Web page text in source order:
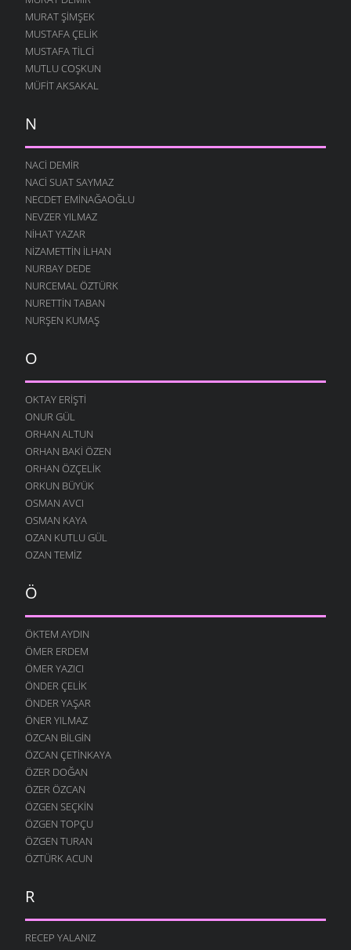
MURAT ŞIMŞEK
MUSTAFA ÇELIK
MUSTAFA TILCI
MUTLU COŞKUN
MÜFIT AKSAKAL
N
NACI DEMIR
NACI SUAT SAYMAZ
NECDET EMINAĞAOĞLU
NEVZER YILMAZ
NIHAT YAZAR
NIZAMETTIN İLHAN
NURBAY DEDE
NURCEMAL ÖZTÜRK
NURETTIN TABAN
NURŞEN KUMAŞ
O
OKTAY ERIŞTI
ONUR GÜL
ORHAN ALTUN
ORHAN BAKI ÖZEN
ORHAN ÖZÇELIK
ORKUN BÜYÜK
OSMAN AVCI
OSMAN KAYA
OZAN KUTLU GÜL
OZAN TEMIZ
Ö
ÖKTEM AYDIN
ÖMER ERDEM
ÖMER YAZICI
ÖNDER ÇELIK
ÖNDER YAŞAR
ÖNER YILMAZ
ÖZCAN BILGIN
ÖZCAN ÇETINKAYA
ÖZER DOĞAN
ÖZER ÖZCAN
ÖZGEN SEÇKIN
ÖZGEN TOPÇU
ÖZGEN TURAN
ÖZTÜRK ACUN
R
RECEP YALANIZ